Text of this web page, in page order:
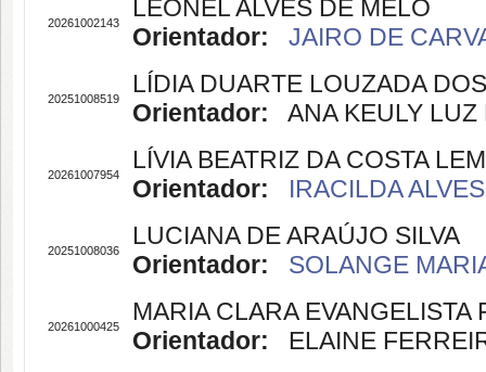
20261002143
LEONEL ALVES DE MELO
Orientador:
JAIRO DE
20251008519
LÍDIA DUARTE LOUZADA
Orientador: ANA KEULY
20261007954
LÍVIA BEATRIZ DA COSTA
Orientador:
IRACILDA
20251008036
LUCIANA DE ARAÚJO SILVA
Orientador:
SOLANGE
20261000425
MARIA CLARA EVANGELISTA
Orientador: ELAINE